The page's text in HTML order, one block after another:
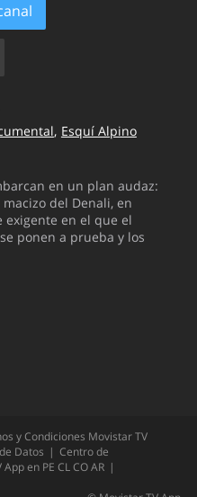
Esquí Alpino
en un plan audaz:
del Denali, en
exigente en el que el
ponen a prueba y los
y Condiciones Movistar TV
Datos
Centro de
App en PE CLCOAR